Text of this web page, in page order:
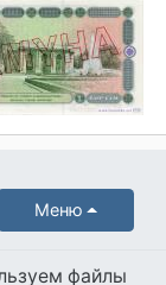
Меню
файлы